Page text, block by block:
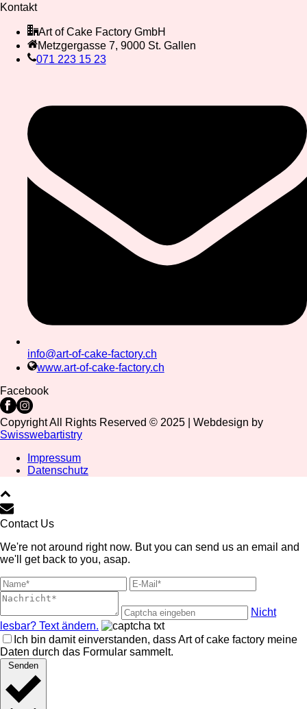
Kontakt
Art of Cake Factory GmbH
Metzgergasse 7, 9000 St. Gallen
071 223 15 23
info@art-of-cake-factory.ch
www.art-of-cake-factory.ch
Facebook
Copyright All Rights Reserved © 2025 | Webdesign by
Swisswebartistry
Impressum
Datenschutz
Contact Us
We're not around right now. But you can send us an email and
we'll get back to you, asap.
Nicht
lesbar? Text ändern.
Ich bin damit einverstanden, dass Art of cake factory meine
Daten durch das Formular sammelt.
Senden